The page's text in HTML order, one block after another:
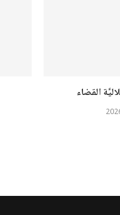
القضاء